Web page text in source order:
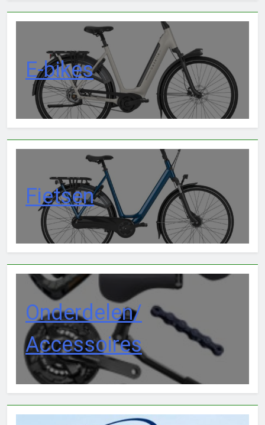
E-bikes
Fietsen
Onderdelen/
Accessoires